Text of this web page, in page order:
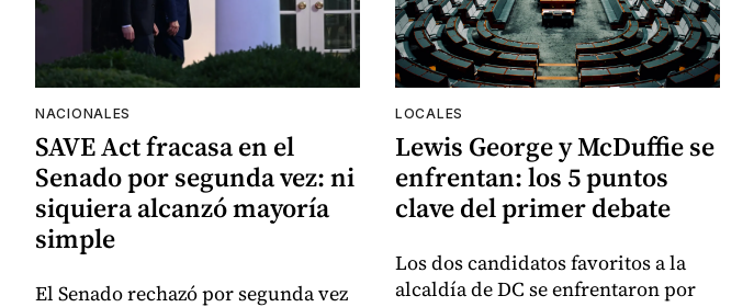
NACIONALES
SAVE Act fracasa en el
Senado por segunda vez: ni
siquiera alcanzó mayoría
simple
El Senado rechazó por segunda vez
LOCALES
Lewis George y McDuffie se
enfrentan: los 5 puntos
clave del primer debate
Los dos candidatos favoritos a la
alcaldía de DC se enfrentaron por